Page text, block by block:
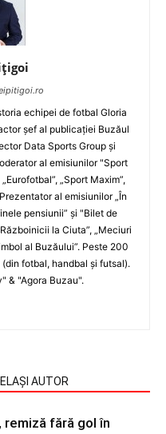
echipei de fotbal Gloria
şef al publicaţiei Buzăul
Data Sports Group şi
al emisiunilor "Sport
„Sport Maxim”,
al emisiunilor „În
pensiunii” şi "Bilet de
la Ciuta”, „Meciuri
al Buzăului”. Peste 200
fotbal, handbal şi futsal).
& "Agora Buzau".
AUTOR
remiză fără gol în